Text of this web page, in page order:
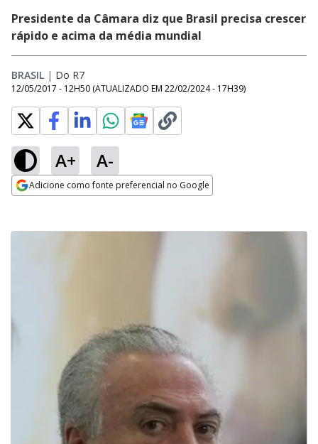
Presidente da Câmara diz que Brasil precisa crescer
rápido e acima da média mundial
BRASIL | Do R7
12/05/2017 - 12H50 (ATUALIZADO EM 22/02/2024 - 17H39)
A+ A-
Adicione como fonte preferencial no Google